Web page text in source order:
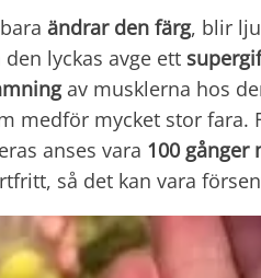
ändrar den färg, blir
den lyckas avge ett
av musklerna hos
medför mycket stor fara.
anses vara 100 gånger
så det kan vara